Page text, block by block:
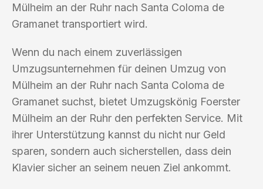
Mülheim an der Ruhr nach Santa Coloma de
Gramanet transportiert wird.
Wenn du nach einem zuverlässigen
Umzugsunternehmen für deinen Umzug von
Mülheim an der Ruhr nach Santa Coloma de
Gramanet suchst, bietet Umzugskönig Foerster
Mülheim an der Ruhr den perfekten Service. Mit
ihrer Unterstützung kannst du nicht nur Geld
sparen, sondern auch sicherstellen, dass dein
Klavier sicher an seinem neuen Ziel ankommt.